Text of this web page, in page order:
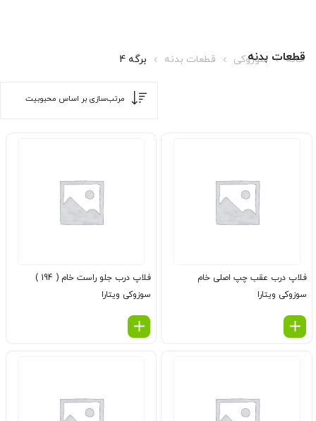
قطعات بدنه
خانه سوزوکی قطعات بدنه برگه 4
فلاپ درب عقب چپ اصلی خام
سوزوکی ویتارا
فلاپ درب جلو راست خام ( 194 )
سوزوکی ویتارا